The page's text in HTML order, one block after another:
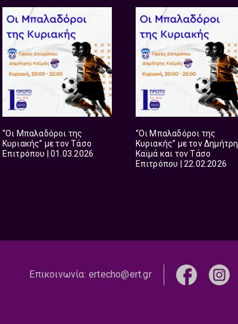
“Οι Μπαλαδόροι της
Κυριακής” με τον Τάσο
Επιτρόπου | 01.03.2026
“Οι Μπαλαδόροι της
Κυριακής” με τον Δημήτρη
Καϊμά και τον Τάσο
Επιτρόπου | 22.02.2026
Επικοινωνία:ertecho@ert.gr